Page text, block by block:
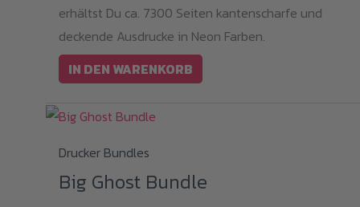
erhältst Du ca. 7300 Seiten kantenscharfe und
deckende Ausdrucke in Neon Farben.
IN DEN WARENKORB
Drucker Bundles
Big Ghost Bundle
Dieses
Produkt
weist